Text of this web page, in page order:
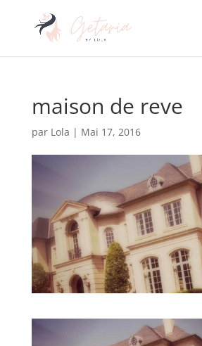
maison de reve
par Lola | Mai 17, 2016